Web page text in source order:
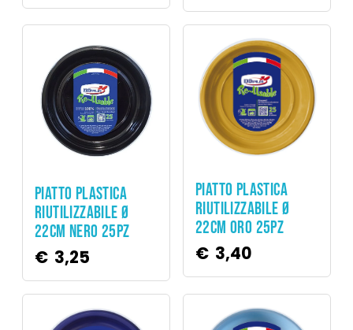
PIATTO PLASTICA
RIUTILIZZABILE Ø
22CM NERO 25PZ
€ 3,25
PIATTO PLASTICA
RIUTILIZZABILE Ø
22CM ORO 25PZ
€ 3,40